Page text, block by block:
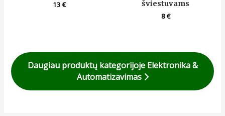
13€
šviestuvams
8€
Daugiau produktų kategorijoje Elektronika &
Automatizavimas